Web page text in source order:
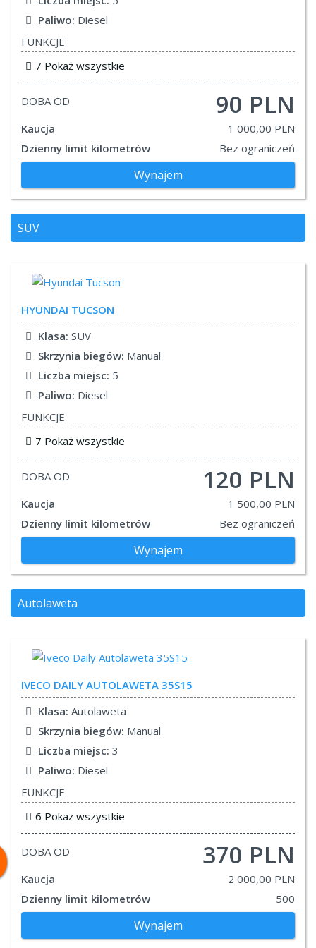
Paliwo: Diesel
FUNKCJE
7 Pokaż wszystkie
DOBA OD 90 PLN
Kaucja
1 000,00 PLN
Dzienny limit kilometrów
Bez ograniczeń
Wynajem
SUV
HYUNDAI TUCSON
Klasa: SUV
Skrzynia biegów: Manual
Liczba miejsc: 5
Paliwo: Diesel
FUNKCJE
7 Pokaż wszystkie
DOBA OD 120 PLN
Kaucja
1 500,00 PLN
Dzienny limit kilometrów
Bez ograniczeń
Wynajem
Autolaweta
IVECO DAILY AUTOLAWETA 35S15
Klasa: Autolaweta
Skrzynia biegów: Manual
Liczba miejsc: 3
Paliwo: Diesel
FUNKCJE
6 Pokaż wszystkie
DOBA OD 370 PLN
Kaucja
2 000,00 PLN
Dzienny limit kilometrów
500
Wynajem